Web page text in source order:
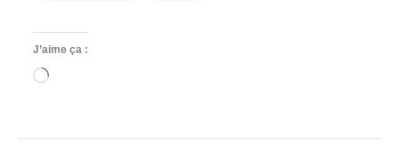
J’aime ça :
Chargement…